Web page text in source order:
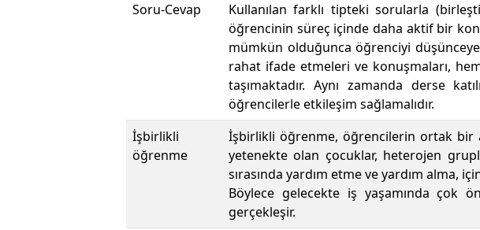
Soru-Cevap
Kullanılan farklı tipteki sorularla
öğrencinin süreç içinde daha aktif bir
mümkün olduğunca öğrenciyi
rahat ifade etmeleri ve konuşmaları,
taşımaktadır. Aynı zamanda derse
öğrencilerle etkileşim sağlamalıdır.
İşbirlikli
öğrenme
İşbirlikli öğrenme, öğrencilerin ortak bir
yetenekte olan çocuklar, heterojen
sırasında yardım etme ve yardım
Böylece gelecekte iş yaşamında çok
gerçekleşir.